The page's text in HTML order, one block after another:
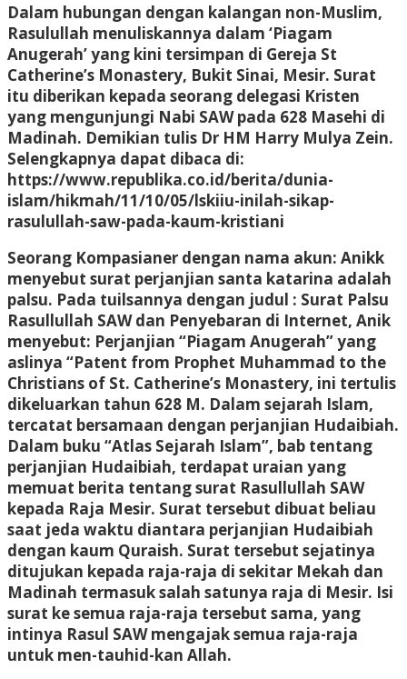
Dalam hubungan dengan kalangan non-Muslim,
Rasulullah menuliskannya dalam ‘Piagam
Anugerah’ yang kini tersimpan di Gereja St
Catherine’s Monastery, Bukit Sinai, Mesir. Surat
itu diberikan kepada seorang delegasi Kristen
yang mengunjungi Nabi SAW pada 628 Masehi di
Madinah. Demikian tulis Dr HM Harry Mulya Zein.
Selengkapnya dapat dibaca di:
https://www.republika.co.id/berita/dunia-
islam/hikmah/11/10/05/lskiiu-inilah-sikap-
rasulullah-saw-pada-kaum-kristiani
Seorang Kompasianer dengan nama akun: Anikk
menyebut surat perjanjian santa katarina adalah
palsu. Pada tuilsannya dengan judul : Surat Palsu
Rasullullah SAW dan Penyebaran di Internet, Anik
menyebut: Perjanjian “Piagam Anugerah” yang
aslinya “Patent from Prophet Muhammad to the
Christians of St. Catherine’s Monastery, ini tertulis
dikeluarkan tahun 628 M. Dalam sejarah Islam,
tercatat bersamaan dengan perjanjian Hudaibiah.
Dalam buku “Atlas Sejarah Islam”, bab tentang
perjanjian Hudaibiah, terdapat uraian yang
memuat berita tentang surat Rasullullah SAW
kepada Raja Mesir. Surat tersebut dibuat beliau
saat jeda waktu diantara perjanjian Hudaibiah
dengan kaum Quraish. Surat tersebut sejatinya
ditujukan kepada raja-raja di sekitar Mekah dan
Madinah termasuk salah satunya raja di Mesir. Isi
surat ke semua raja-raja tersebut sama, yang
intinya Rasul SAW mengajak semua raja-raja
untuk men-tauhid-kan Allah.